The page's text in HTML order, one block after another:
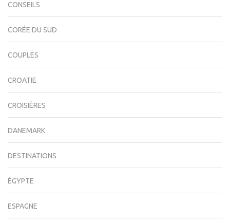
CONSEILS
CORÉE DU SUD
COUPLES
CROATIE
CROISIÈRES
DANEMARK
DESTINATIONS
ÉGYPTE
ESPAGNE